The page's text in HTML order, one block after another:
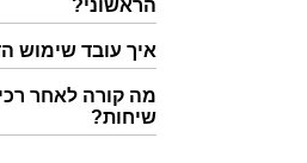
הראשוני?
איך עובד שימוש
מה קורה לאחר
שיחות?